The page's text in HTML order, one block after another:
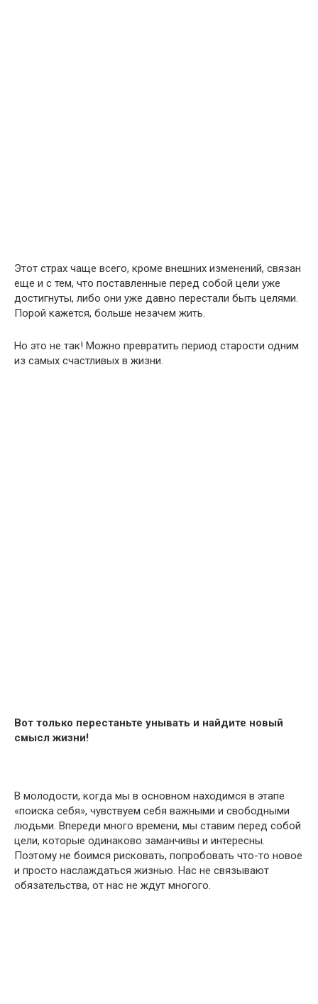
Этот страх чаще всего, кроме внешних изменений, связан
еще и с тем, что поставленные перед собой цели уже
достигнуты, либо они уже давно перестали быть целями.
Порой кажется, больше незачем жить.
Но это не так! Можно превратить период старости одним
из самых счастливых в жизни.
Вот только перестаньте унывать и найдите новый
смысл жизни!
В молодости, когда мы в основном находимся в этапе
«поиска себя», чувствуем себя важными и свободными
людьми. Впереди много времени, мы ставим перед собой
цели, которые одинаково заманчивы и интересны.
Поэтому не боимся рисковать, попробовать что-то новое
и просто наслаждаться жизнью. Нас не связывают
обязательства, от нас не ждут многого.